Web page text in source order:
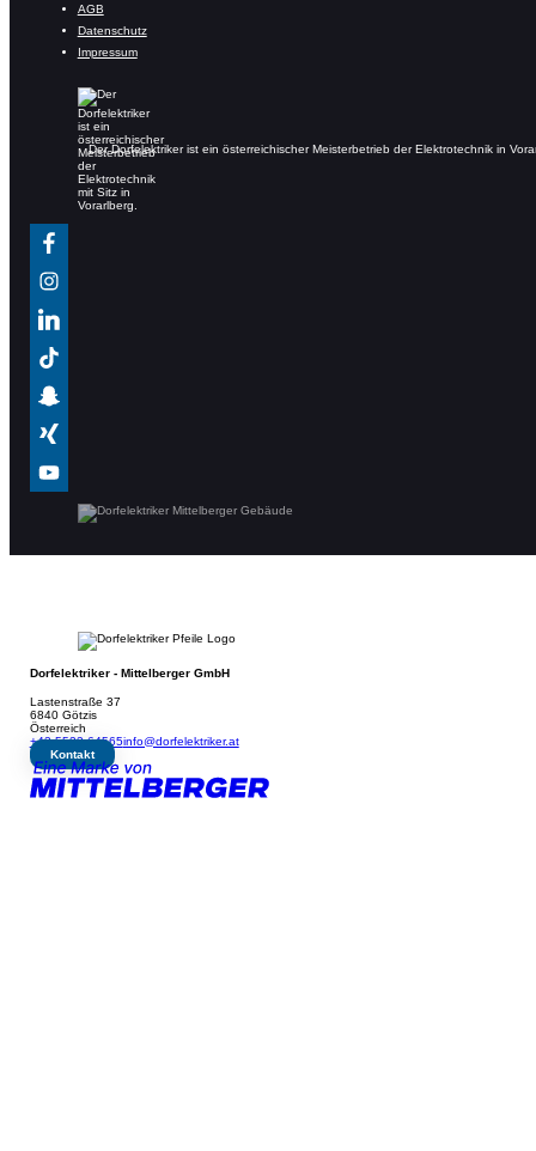
Dorfelektriker - Mittelberger GmbH
Lastenstraße 37
6840 Götzis
Österreich
+43 5523 64565info@dorfelektriker.at
Kontakt
AGB
Datenschutz
Impressum
Der Dorfelektriker ist ein österreichischer Meisterbetrieb der Elektrotechnik in